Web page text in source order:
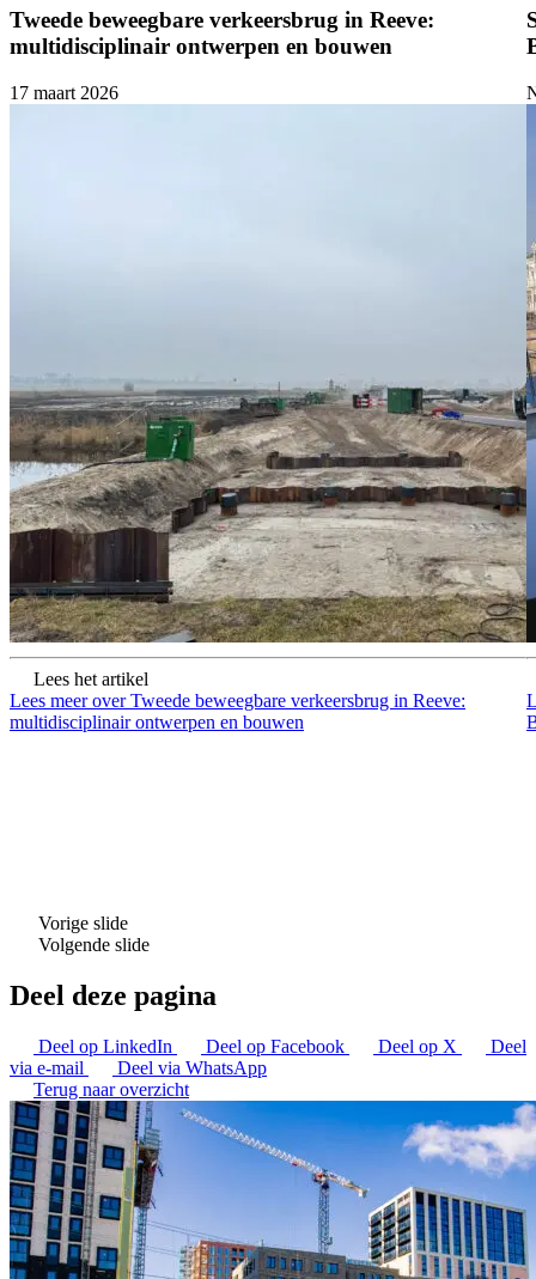
Tweede beweegbare verkeersbrug in Reeve:
multidisciplinair ontwerpen en bouwen
17 maart 2026
Lees het artikel
Lees meer over Tweede beweegbare verkeersbrug in Reeve:
multidisciplinair ontwerpen en bouwen
Vorige slide
Volgende slide
Deel deze pagina
Deel op LinkedIn Deel op Facebook Deel op X
Deel
via e-mail
Deel via WhatsApp
Terug naar overzicht